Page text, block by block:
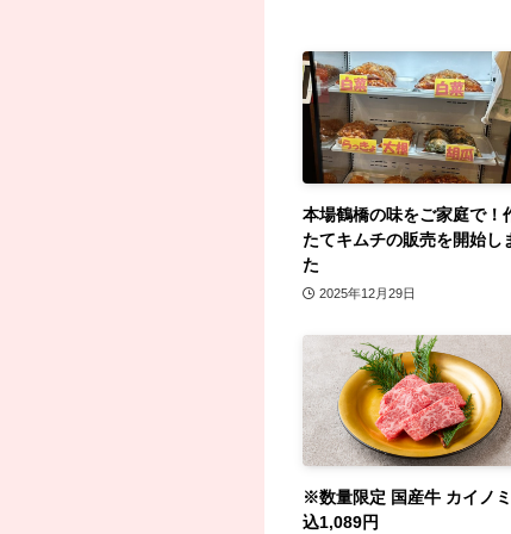
本場鶴橋の味をご家庭で！
たてキムチの販売を開始し
た
2025年12月29日
※数量限定 国産牛 カイノ
込1,089円